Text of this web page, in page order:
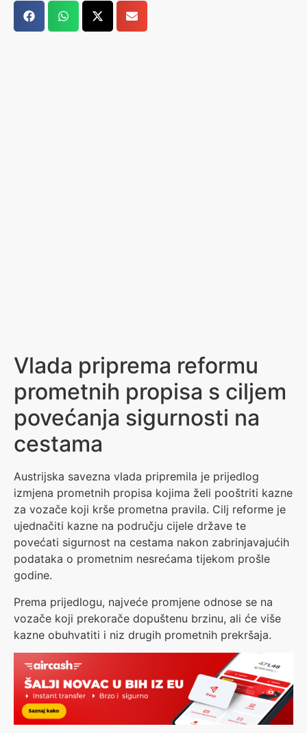
Vlada priprema reformu
prometnih propisa s ciljem
povećanja sigurnosti na
cestama
Austrijska savezna vlada pripremila je prijedlog
izmjena prometnih propisa kojima želi pooštriti kazne
za vozače koji krše prometna pravila. Cilj reforme je
ujednačiti kazne na području cijele države te
povećati sigurnost na cestama nakon zabrinjavajućih
podataka o prometnim nesrećama tijekom prošle
godine.
Prema prijedlogu, najveće promjene odnose se na
vozače koji prekorače dopuštenu brzinu, ali će više
kazne obuhvatiti i niz drugih prometnih prekršaja.